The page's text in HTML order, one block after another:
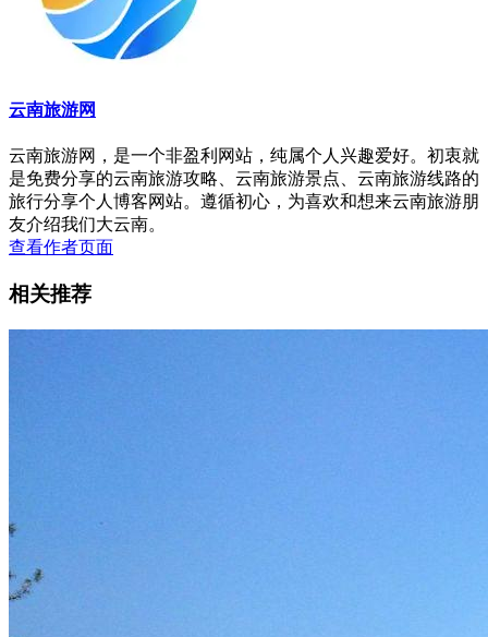
云南旅游网
云南旅游网，是一个非盈利网站，纯属个人兴趣爱好。初衷就
是免费分享的云南旅游攻略、云南旅游景点、云南旅游线路的
旅行分享个人博客网站。遵循初心，为喜欢和想来云南旅游朋
友介绍我们大云南。
查看作者页面
相关推荐